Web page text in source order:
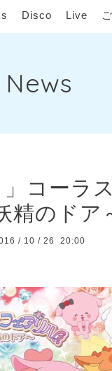
Disco Live
News
コーラ
精のドア
/ 10 / 26 20:00